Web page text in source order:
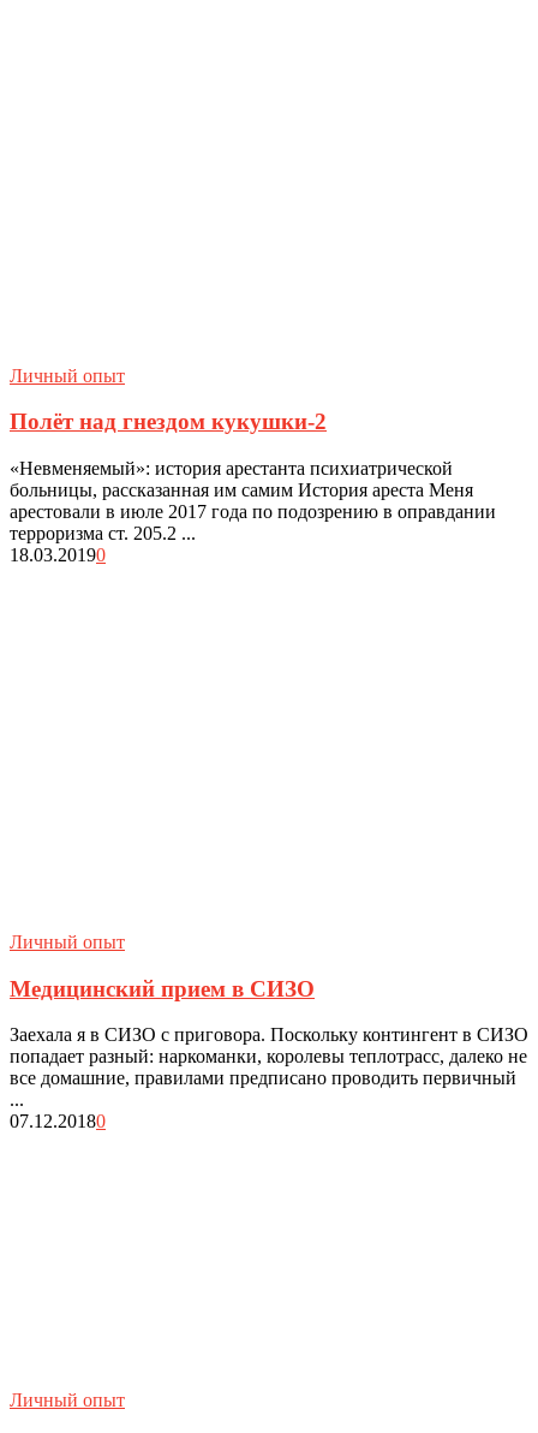
Личный опыт
Полёт над гнездом кукушки-2
«Невменяемый»: история арестанта психиатрической
больницы, рассказанная им самим История ареста Меня
арестовали в июле 2017 года по подозрению в оправдании
терроризма ст. 205.2 ...
18.03.20190
Личный опыт
Медицинский прием в СИЗО
Заехала я в СИЗО с приговора. Поскольку контингент в СИЗО
попадает разный: наркоманки, королевы теплотрасс, далеко не
все домашние, правилами предписано проводить первичный
...
07.12.20180
Личный опыт